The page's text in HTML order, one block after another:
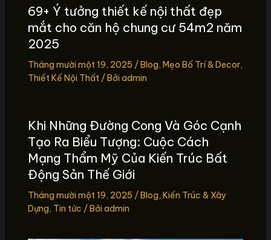
69+ Ý tưởng thiết kế nội thất đẹp
mắt cho căn hộ chung cư 54m2 năm
2025
Tháng mười một 19, 2025 / Blog, Mẹo Bố Trí & Decor,
Thiết Kế Nội Thất/ Bởi admin
Khi Những Đường Cong Và Góc Cạnh
Tạo Ra Biểu Tượng: Cuộc Cách
Mạng Thẩm Mỹ Của Kiến Trúc Bất
Động Sản Thế Giới
Tháng mười một 19, 2025 / Blog, Kiến Trúc & Xây
Dựng, Tin tức / Bởi admin